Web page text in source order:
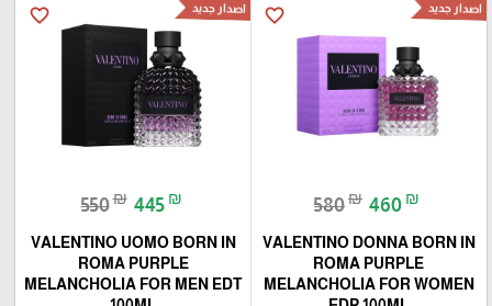
favorite_border اصدار جديد
580₪ 460 ₪
VALENTINO DONNA BORN IN
ROMA PURPLE
MELANCHOLIA FOR WOMEN
favorite_border اصدار جديد
550₪ 445 ₪
VALENTINO UOMO BORN IN
ROMA PURPLE
MELANCHOLIA FOR MEN EDT